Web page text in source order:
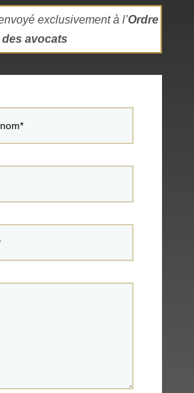
exclusivement à l’Ordre
des avocats